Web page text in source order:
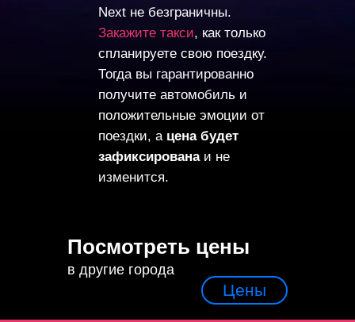
Next не безграничны.
Закажите такси, как только
спланируете свою поездку.
Тогда вы гарантированно
получите автомобиль и
положительные эмоции от
поездки, а цена будет
зафиксированаи не
изменится.
в другие города
Посмотреть цены
Цены